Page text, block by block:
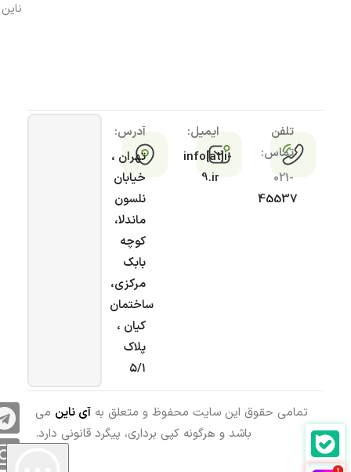
ناین
تلفن
تماس:
021-
45537
ایمیل:
info[at]i-
9.ir
آدرس:
تهران ،
خیابان
نلسون
ماندلا،
کوچه
بابک
مرکزی،
ساختمان
کیان ،
پلاک
۵/۱
تمامی حقوق این سایت محفوظ و متعلق به آی ناین می
باشد و هرگونه کپی برداری، پیگرد قانونی دارد.